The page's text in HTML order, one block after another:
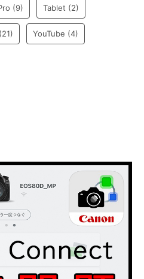
(9) Tablet (2)
(21) YouTube (4)